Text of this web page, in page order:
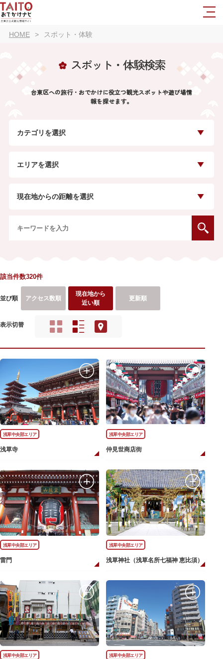
HOME スポット・体験
スポット・体験検索
台東区への旅行・おでかけに役立つ観光スポットや遊び場情
報を探せます。
カテゴリを選択
エリアを選択
現在地からの距離を選択
該当件数320件
並び順 アクセス数順
現在地から
近い順
更新順
表示切替
浅草中央部エリア
浅草寺
浅草中央部エリア
仲見世商店街
浅草中央部エリア
雷門
浅草中央部エリア
浅草神社（浅草名所七福神 恵比須）
浅草中央部エリア 浅草中央部エリア